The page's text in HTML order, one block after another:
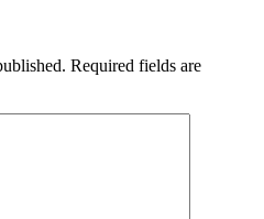
Required fields are